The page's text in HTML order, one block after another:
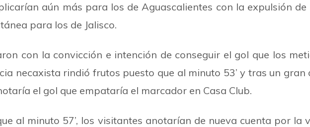
aún más para los de Aguascalientes con la expulsión
para los de Jalisco.
con la convicción e intención de conseguir el gol que los
necaxista rindió frutos puesto que al minuto 53’y tras un gran
el gol que empataría el marcador en Casa Club.
al minuto 57’, los visitantes anotarían de nueva cuenta por la